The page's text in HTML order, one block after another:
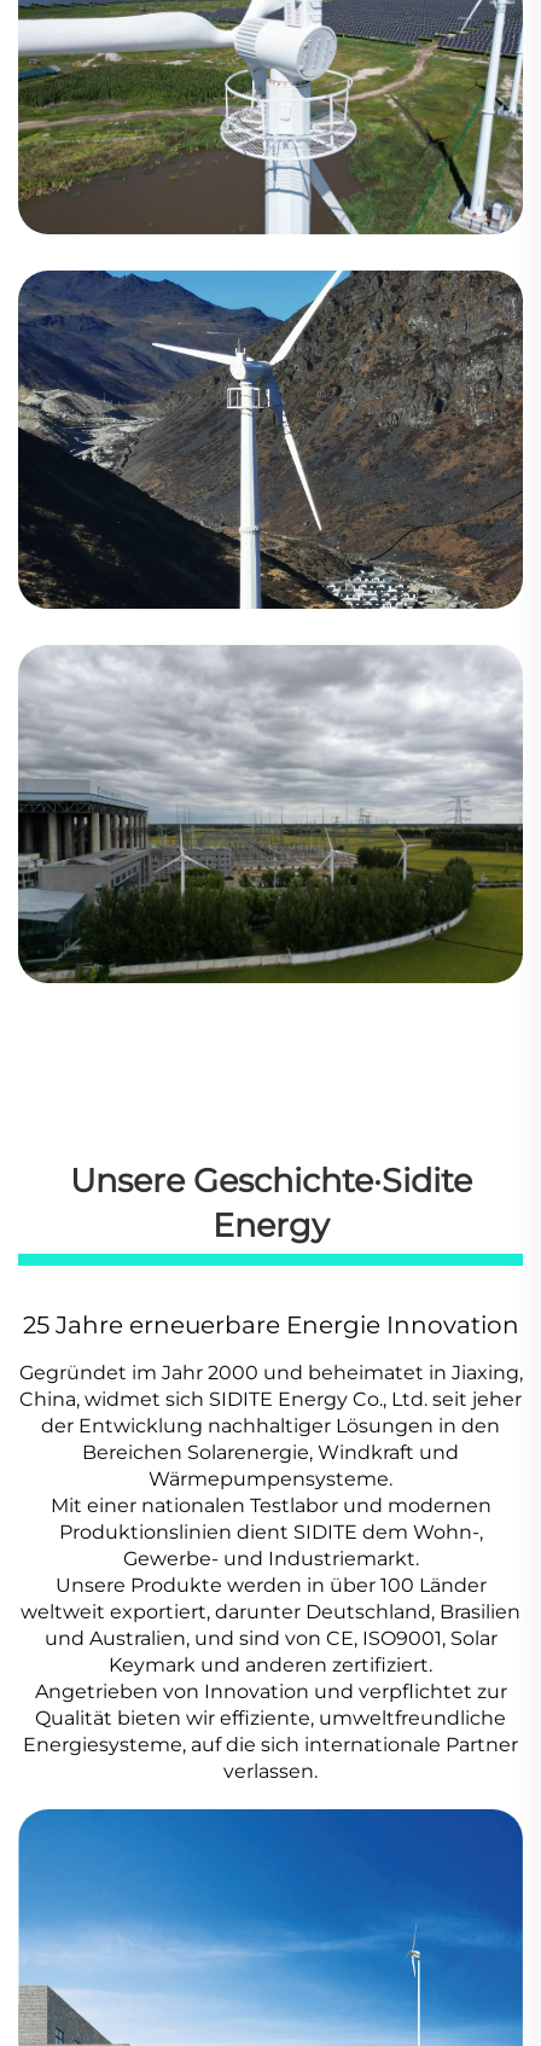
Unsere Geschichte·Sidite
Energy
25 Jahre erneuerbare Energie Innovation
Gegründet im Jahr 2000 und beheimatet in Jiaxing,
China, widmet sich SIDITE Energy Co., Ltd. seit jeher
der Entwicklung nachhaltiger Lösungen in den
Bereichen Solarenergie, Windkraft und
Wärmepumpensysteme.
Mit einer nationalen Testlabor und modernen
Produktionslinien dient SIDITE dem Wohn-,
Gewerbe- und Industriemarkt.
Unsere Produkte werden in über 100 Länder
weltweit exportiert, darunter Deutschland, Brasilien
und Australien, und sind von CE, ISO9001, Solar
Keymark und anderen zertifiziert.
Angetrieben von Innovation und verpflichtet zur
Qualität bieten wir effiziente, umweltfreundliche
Energiesysteme, auf die sich internationale Partner
verlassen.